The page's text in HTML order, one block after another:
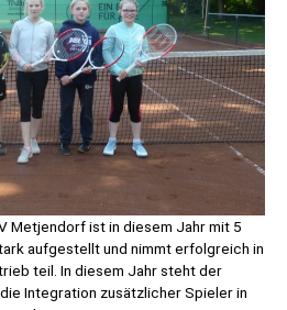
Metjendorf ist in diesem Jahr mit 5
aufgestellt und nimmt erfolgreich in
teil. In diesem Jahr steht der
Integration zusätzlicher Spieler in